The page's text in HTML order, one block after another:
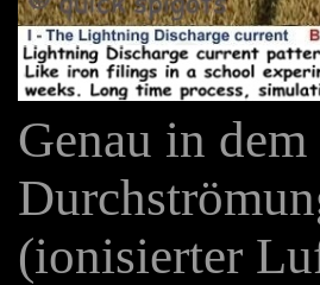
Genau in
(ionisierter